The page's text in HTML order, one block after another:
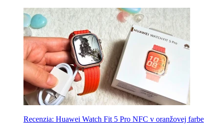
Recenzia: Huawei Watch Fit 5 Pro NFC v oranžovej farbe